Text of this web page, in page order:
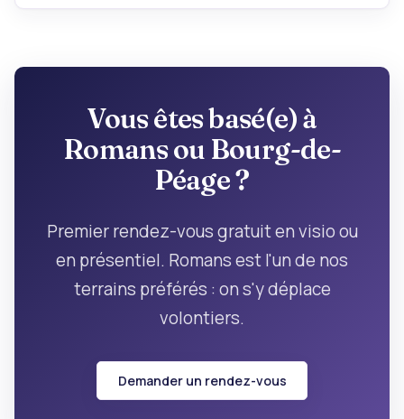
Vous êtes basé(e) à
Romans ou Bourg-de-
Péage ?
Premier rendez-vous gratuit en visio ou
en présentiel. Romans est l'un de nos
terrains préférés : on s'y déplace
volontiers.
Demander un rendez-vous